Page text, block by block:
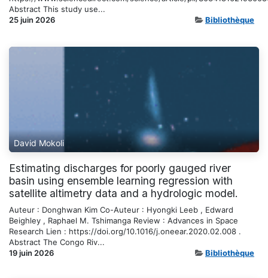
Abstract This study use...
25 juin 2026
Bibliothèque
David Mokoli
Estimating discharges for poorly gauged river
basin using ensemble learning regression with
satellite altimetry data and a hydrologic model.
Auteur : Donghwan Kim Co-Auteur : Hyongki Leeb , Edward
Beighley , Raphael M. Tshimanga Review : Advances in Space
Research Lien : https://doi.org/10.1016/j.oneear.2020.02.008 .
Abstract The Congo Riv...
19 juin 2026
Bibliothèque